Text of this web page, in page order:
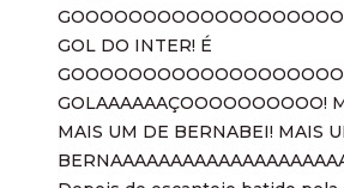
GOL DO INTER! É
GOLAAAAAAÇOOOOOOOOOO!
MAIS UM DE BERNABEI! MAIS